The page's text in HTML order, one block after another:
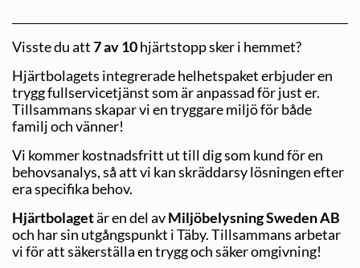
Visste du att7 av 10hjärtstopp sker i hemmet?
Hjärtbolagets integrerade helhetspaket erbjuder en
trygg fullservicetjänst som är anpassad för just er.
Tillsammans skapar vi en tryggare miljö för både
familj och vänner!
Vi kommer kostnadsfritt ut till dig som kund för en
behovsanalys, så att vi kan skräddarsy lösningen efter
era specifika behov.
Hjärtbolagetär en del avMiljöbelysning Sweden AB
och har sin utgångspunkt i Täby. Tillsammans arbetar
vi för att säkerställa en trygg och säker omgivning!